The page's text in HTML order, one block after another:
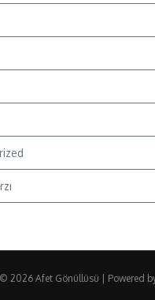
2026 Afet Gönüllüsü | Powered